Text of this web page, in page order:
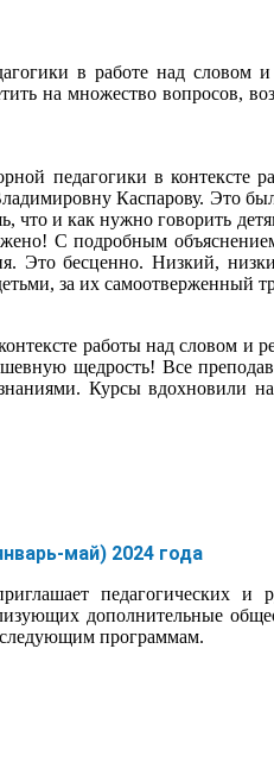
в работе над словом
на множество вопросов,
педагогики в контексте
Каспарову. Это
что и как нужно говорить
С подробным
Это бесценно. Низкий,
за их самоотверженный
работы над словом и
щедрость! Все
Курсы
май) 2024 года
педагогических и
дополнительные
программам.